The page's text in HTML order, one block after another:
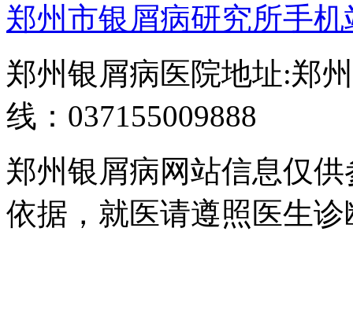
郑州市银屑病研究所手机
郑州银屑病医院地址:郑
线：037155009888
郑州银屑病网站信息仅
依据，就医请遵照医生诊